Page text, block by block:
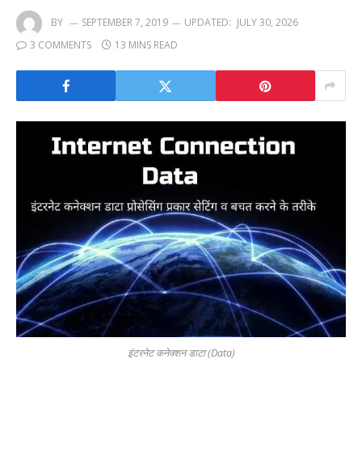
BY SEPTEMBER 7, 2019 UPDATED: JULY 30, 2026
3 COMMENTS
13 MINS READ
इंटरनेट कनेक्शन डाटा (Data)